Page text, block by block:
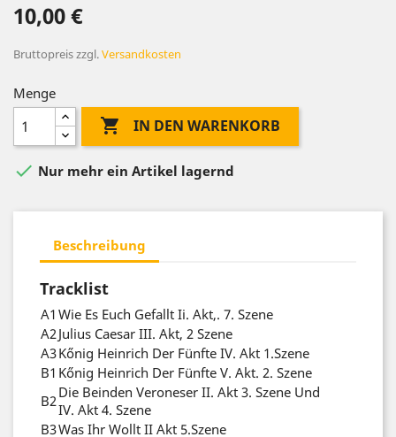
10,00 €
Bruttopreiszzgl.Versandkosten
Menge
 IN DEN WARENKORB
 Nur mehr ein Artikel lagernd
Beschreibung
Tracklist
A1 Wie Es Euch Gefallt Ii. Akt,. 7. Szene
A2Julius Caesar III. Akt, 2 Szene
A3Kőnig Heinrich Der Fünfte IV. Akt 1.Szene
B1 Kőnig Heinrich Der Fünfte V. Akt. 2. Szene
B2Die Beinden Veroneser II. Akt 3. Szene Und
IV. Akt 4. Szene
B3Was Ihr Wollt II Akt 5.Szene